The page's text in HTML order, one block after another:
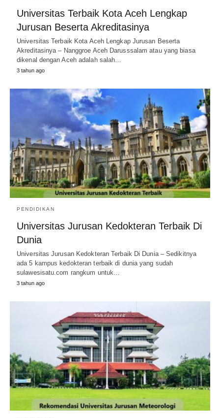
Universitas Terbaik Kota Aceh Lengkap
Jurusan Beserta Akreditasinya
Universitas Terbaik Kota Aceh Lengkap Jurusan Beserta
Akreditasinya – Nanggroe Aceh Darusssalam atau yang biasa
dikenal dengan Aceh adalah salah…
3 tahun ago
PENDIDIKAN
Universitas Jurusan Kedokteran Terbaik Di
Dunia
Universitas Jurusan Kedokteran Terbaik Di Dunia – Sedikitnya
ada 5 kampus kedokteran terbaik di dunia yang sudah
sulawesisatu.com rangkum untuk…
3 tahun ago